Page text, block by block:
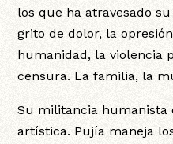
los que ha atravesado
grito de dolor, la
humanidad, la violencia
censura. La familia, la
Su militancia humanista
artística. Pujía maneja